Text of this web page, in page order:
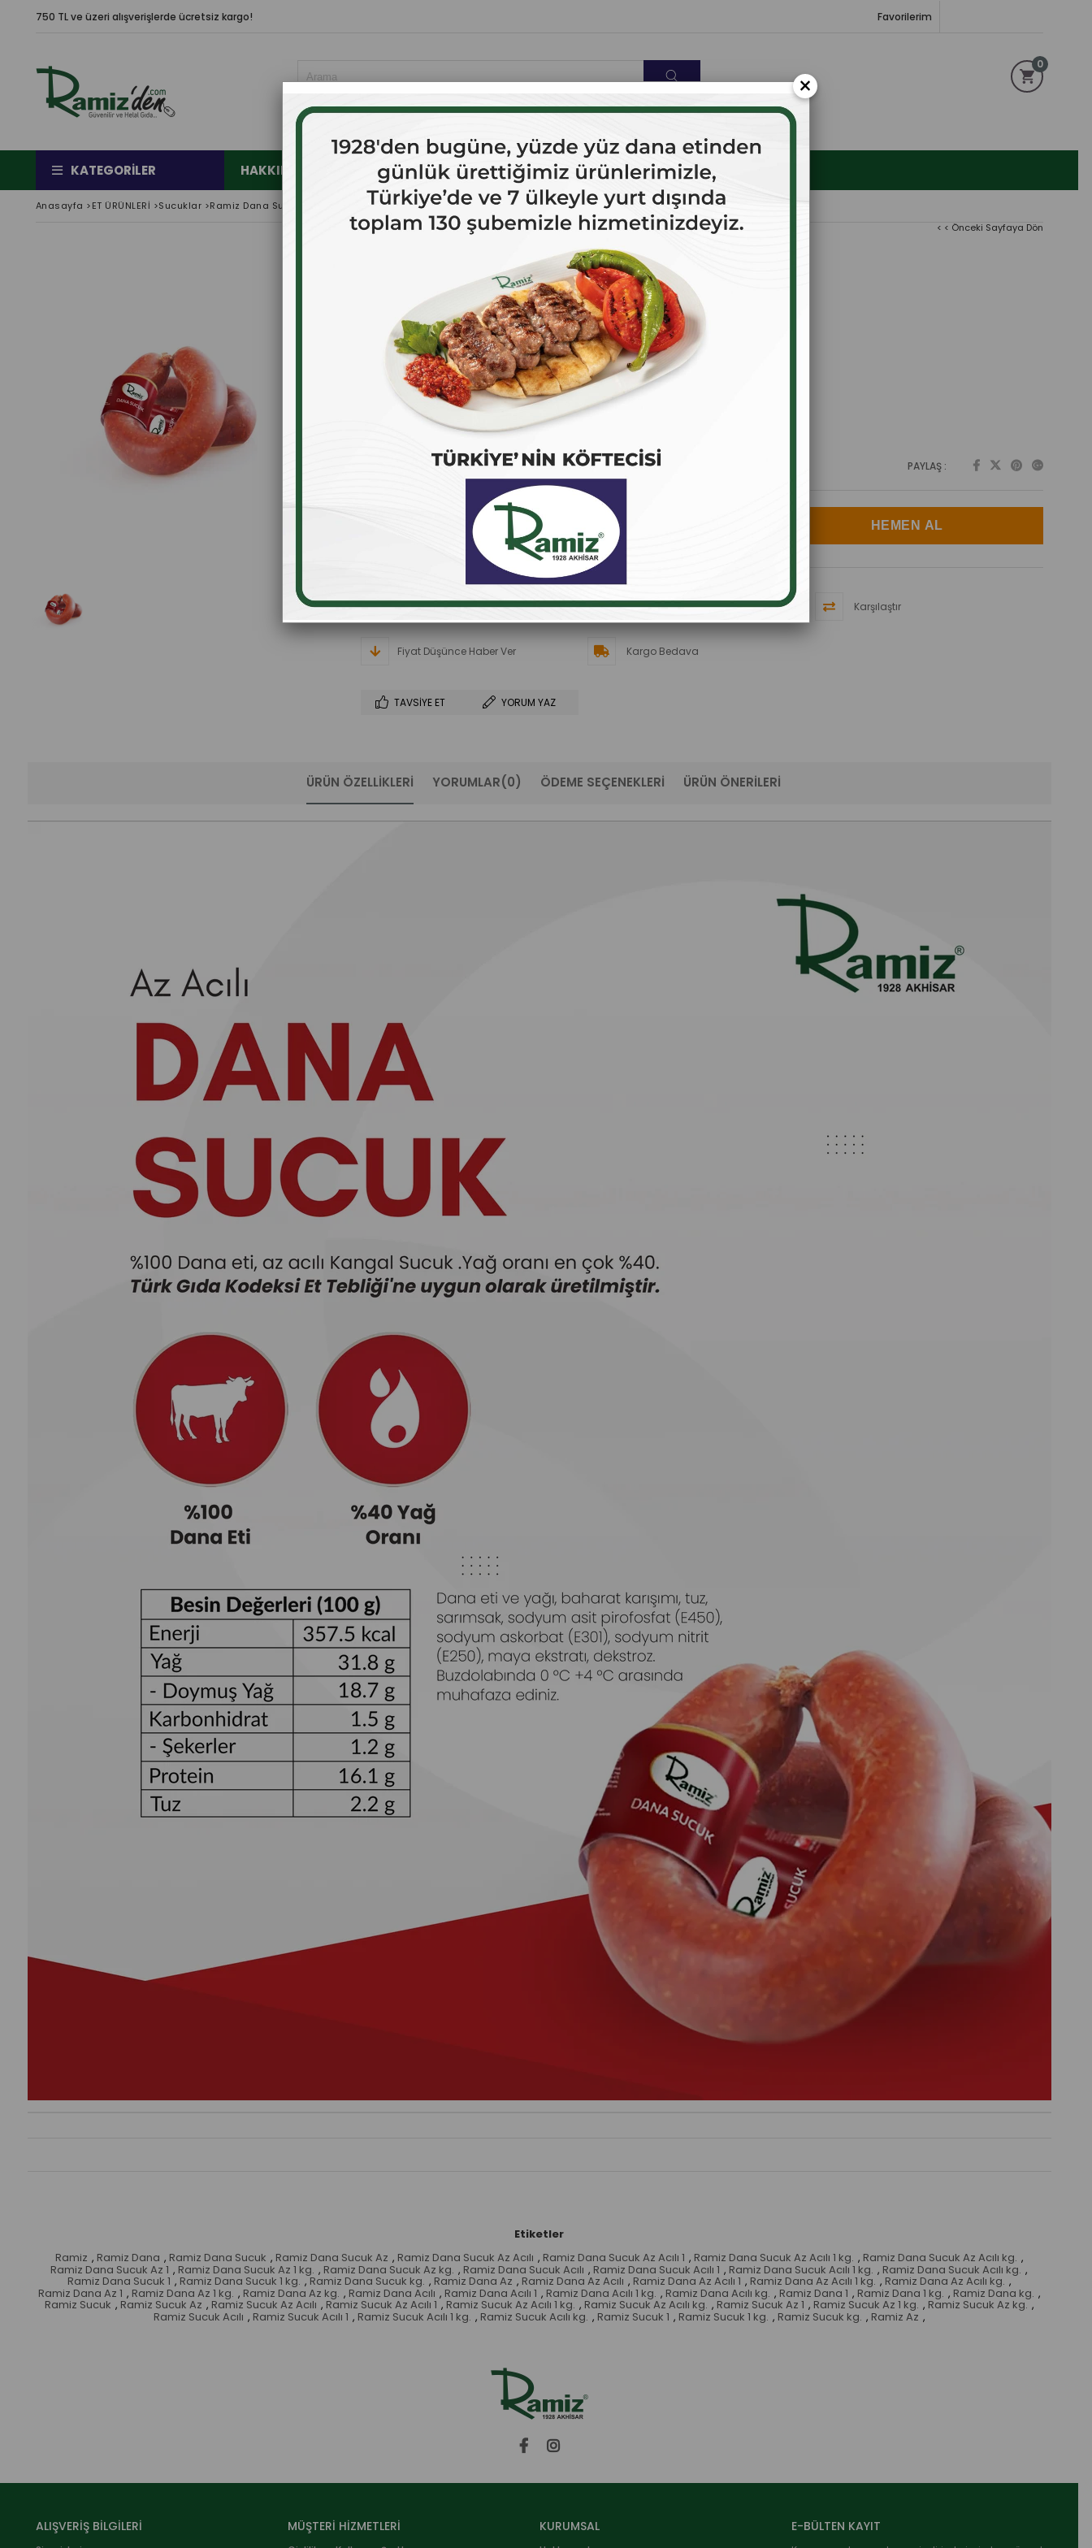
750 TL ve üzeri alışverişlerde ücretsiz kargo! Favorilerim
0
KATEGORILER HAKKIMIZDA ÇOK SATANLAR İLETİŞİM
Anasayfa >ET ÜRÜNLERİ >Sucuklar >Ramiz Dana Sucuk ( Az Acılı ) 1 kg.
< < Önceki Sayfaya Dön
Ramiz Dana Sucuk ( Az Acılı ) 1 kg.
%100 Dana Eti Ramiz Geleneksel Kangal Sucuk (az acılı) 1 KG
Yağ oranı en çok %40.
Ramiz ürünleri, 1928'den beri lezzet markasıdır.
Türk Gıda Kodeksi Et Tebliği'ne uygun olarak üretilmiştir.
Üretim tesislerimiz, T.C. Tarım ve Orman Bakanlığı onaylıdır.
Ramiz Kangal Sucuk, geleneksel lezzetiyle sizlerle!
₺990,00 (KDV Dahil)
`den başlayan taksitlerle
PAYLAŞ :
Favorilere Ekle İstek Listeme Ekle Karşılaştır
Fiyat Düşünce Haber Ver Kargo Bedava
TAVSIYE ET YORUM YAZ
ÜRÜN ÖZELLIKLERI YORUMLAR(0) ÖDEME SEÇENEKLERI ÜRÜN ÖNERILERI
Etiketler
Ramiz , Ramiz Dana , Ramiz Dana Sucuk , Ramiz Dana Sucuk Az , Ramiz Dana Sucuk Az Acılı , Ramiz Dana Sucuk Az Acılı 1 , Ramiz Dana Sucuk Az Acılı 1 kg. , Ramiz Dana Sucuk Az Acılı kg. ,
Ramiz Dana Sucuk Az 1 , Ramiz Dana Sucuk Az 1 kg. , Ramiz Dana Sucuk Az kg. , Ramiz Dana Sucuk Acılı , Ramiz Dana Sucuk Acılı 1 , Ramiz Dana Sucuk Acılı 1 kg. , Ramiz Dana Sucuk Acılı kg. ,
Ramiz Dana Sucuk 1 , Ramiz Dana Sucuk 1 kg. , Ramiz Dana Sucuk kg. , Ramiz Dana Az , Ramiz Dana Az Acılı , Ramiz Dana Az Acılı 1 , Ramiz Dana Az Acılı 1 kg. , Ramiz Dana Az Acılı kg. ,
Ramiz Dana Az 1 , Ramiz Dana Az 1 kg. , Ramiz Dana Az kg. , Ramiz Dana Acılı , Ramiz Dana Acılı 1 , Ramiz Dana Acılı 1 kg. , Ramiz Dana Acılı kg. , Ramiz Dana 1 , Ramiz Dana 1 kg. , Ramiz Dana kg. ,
Ramiz Sucuk , Ramiz Sucuk Az , Ramiz Sucuk Az Acılı , Ramiz Sucuk Az Acılı 1 , Ramiz Sucuk Az Acılı 1 kg. , Ramiz Sucuk Az Acılı kg. , Ramiz Sucuk Az 1 , Ramiz Sucuk Az 1 kg. , Ramiz Sucuk Az kg. ,
Ramiz Sucuk Acılı , Ramiz Sucuk Acılı 1 , Ramiz Sucuk Acılı 1 kg. , Ramiz Sucuk Acılı kg. , Ramiz Sucuk 1 , Ramiz Sucuk 1 kg. , Ramiz Sucuk kg. , Ramiz Az ,
ALIŞVERİŞ BİLGİLERİ MÜŞTERİ HİZMETLERİ KURUMSAL E-BÜLTEN KAYIT
×